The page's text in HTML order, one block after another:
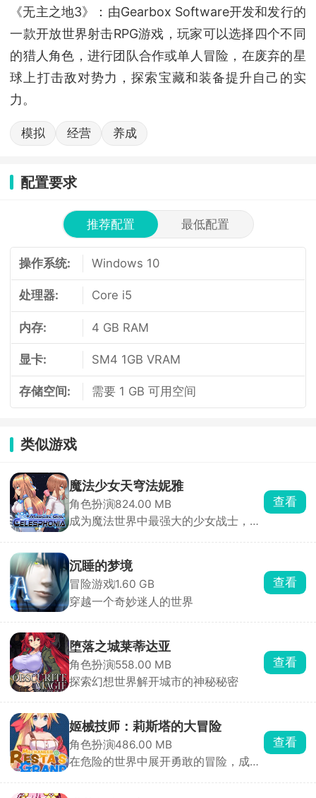
《无主之地3》：由Gearbox Software开发和发行的
一款开放世界射击RPG游戏，玩家可以选择四个不同
的猎人角色，进行团队合作或单人冒险，在废弃的星
球上打击敌对势力，探索宝藏和装备提升自己的实
力。
模拟 经营 养成
配置要求
推荐配置 最低配置
操作系统: Windows 10
处理器: Core i5
内存: 4 GB RAM
显卡: SM4 1GB VRAM
存储空间: 需要 1 GB 可用空间
类似游戏
魔法少女天穹法妮雅
角色扮演824.00 MB
成为魔法世界中最强大的少女战士，守
查看
沉睡的梦境
冒险游戏1.60 GB
穿越一个奇妙迷人的世界
查看
堕落之城莱蒂达亚
角色扮演558.00 MB
探索幻想世界解开城市的神秘秘密
查看
姬械技师：莉斯塔的大冒险
角色扮演486.00 MB
在危险的世界中展开勇敢的冒险，成为
查看